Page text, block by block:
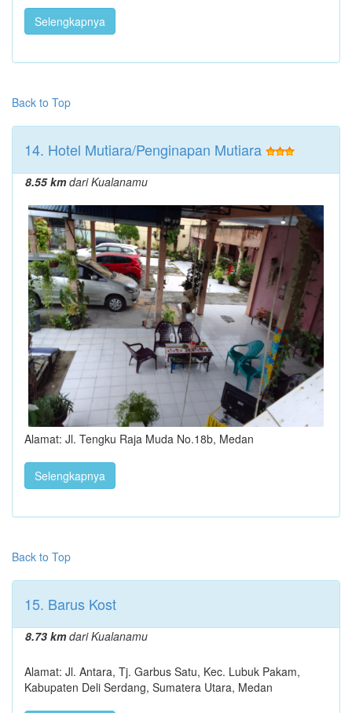
Selengkapnya
Back to Top
14. Hotel Mutiara/Penginapan Mutiara
8.55 kmdari Kualanamu
Alamat: Jl. Tengku Raja Muda No.18b, Medan
Selengkapnya
Back to Top
15. Barus Kost
8.73 kmdari Kualanamu
Alamat: Jl. Antara, Tj. Garbus Satu, Kec. Lubuk Pakam,
Kabupaten Deli Serdang, Sumatera Utara, Medan